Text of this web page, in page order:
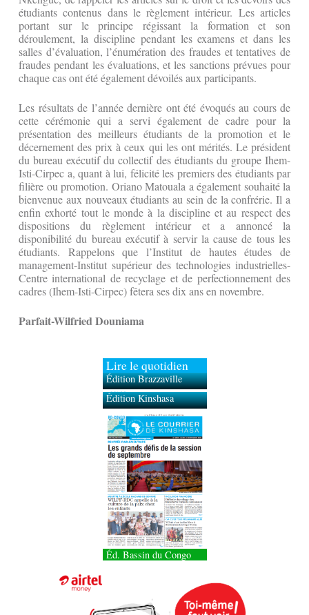
étudiants contenus dans le règlement intérieur. Les articles
portant sur le principe régissant la formation et son
déroulement, la discipline pendant les examens et dans les
salles d’évaluation, l’énumération des fraudes et tentatives de
fraudes pendant les évaluations, et les sanctions prévues pour
chaque cas ont été également dévoilés aux participants.
Les résultats de l’année dernière ont été évoqués au cours de
cette cérémonie qui a servi également de cadre pour la
présentation des meilleurs étudiants de la promotion et le
décernement des prix à ceux qui les ont mérités. Le président
du bureau exécutif du collectif des étudiants du groupe Ihem-
Isti-Cirpec a, quant à lui, félicité les premiers des étudiants par
filière ou promotion. Oriano Matouala a également souhaité la
bienvenue aux nouveaux étudiants au sein de la confrérie. Il a
enfin exhorté tout le monde à la discipline et au respect des
dispositions du règlement intérieur et a annoncé la
disponibilité du bureau exécutif à servir la cause de tous les
étudiants. Rappelons que l’Institut de hautes études de
management-Institut supérieur des technologies industrielles-
Centre international de recyclage et de perfectionnement des
cadres (Ihem-Isti-Cirpec) fêtera ses dix ans en novembre.
Parfait-Wilfried Douniama
Lire le quotidien
Édition Brazzaville
Édition Kinshasa
Éd. Bassin du Congo